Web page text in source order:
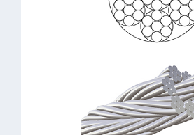
: Aufhängungen,
Steuerseile,
Mehr erfahren
> Artikel